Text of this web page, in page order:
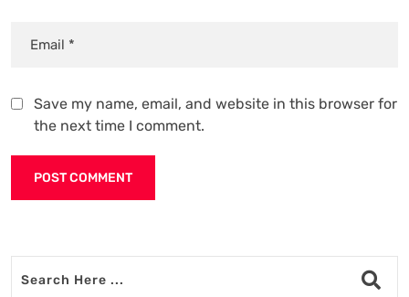
Save my name, email, and website in this browser for
the next time I comment.